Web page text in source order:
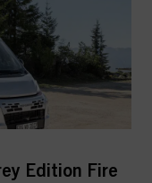
Edition Fire